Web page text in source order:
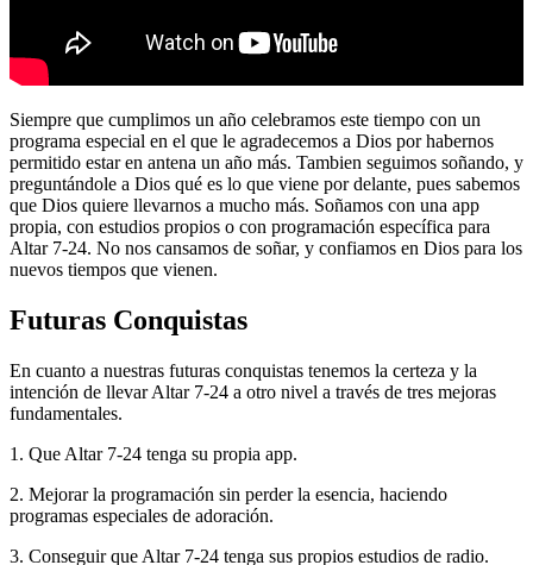
Siempre que cumplimos un año celebramos este tiempo con un
programa especial en el que le agradecemos a Dios por habernos
permitido estar en antena un año más. Tambien seguimos soñando, y
preguntándole a Dios qué es lo que viene por delante, pues sabemos
que Dios quiere llevarnos a mucho más. Soñamos con una app
propia, con estudios propios o con programación específica para
Altar 7-24. No nos cansamos de soñar, y confiamos en Dios para los
nuevos tiempos que vienen.
Futuras Conquistas
En cuanto a nuestras futuras conquistas tenemos la certeza y la
intención de llevar Altar 7-24 a otro nivel a través de tres mejoras
fundamentales.
1. Que Altar 7-24 tenga su propia app.
2. Mejorar la programación sin perder la esencia, haciendo
programas especiales de adoración.
3. Conseguir que Altar 7-24 tenga sus propios estudios de radio.